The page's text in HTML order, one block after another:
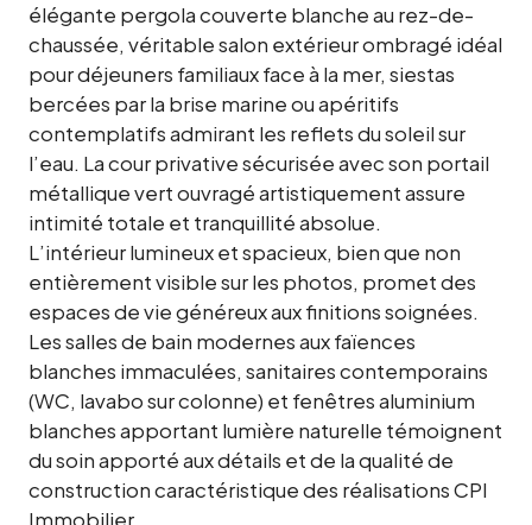
élégante pergola couverte blanche au rez-de-
chaussée, véritable salon extérieur ombragé idéal
pour déjeuners familiaux face à la mer, siestas
bercées par la brise marine ou apéritifs
contemplatifs admirant les reflets du soleil sur
l’eau. La cour privative sécurisée avec son portail
métallique vert ouvragé artistiquement assure
intimité totale et tranquillité absolue.
L’intérieur lumineux et spacieux, bien que non
entièrement visible sur les photos, promet des
espaces de vie généreux aux finitions soignées.
Les salles de bain modernes aux faïences
blanches immaculées, sanitaires contemporains
(WC, lavabo sur colonne) et fenêtres aluminium
blanches apportant lumière naturelle témoignent
du soin apporté aux détails et de la qualité de
construction caractéristique des réalisations CPI
Immobilier.